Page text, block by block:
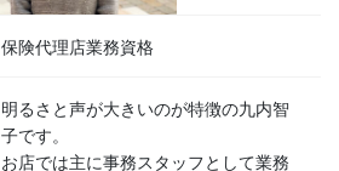
保険代理店業務資格
明るさと声が大きいのが特徴の九内智
子です。
お店では主に事務スタッフとして業務